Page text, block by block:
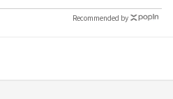
Recommended by